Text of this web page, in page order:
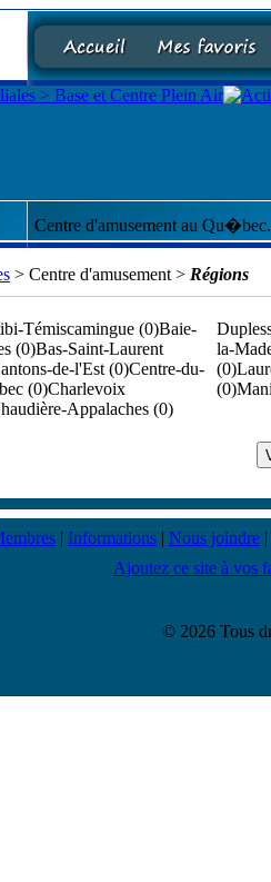
Centre d'amusement au
> Centre d'amusement > Régions
Témiscamingue (0)Baie-
(0)Bas-Saint-Laurent
de-l'Est (0)Centre-du-
(0)Charlevoix
Appalaches (0)
la-
(0)
(0)
| Informations | Nous joindre |
Ajoutez ce site à vos
© 2026 Tous